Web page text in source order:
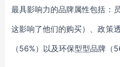
最具影响力的品牌属性包括：
这影响了他们的购买）、政策
（56%）以及环保型型品牌（